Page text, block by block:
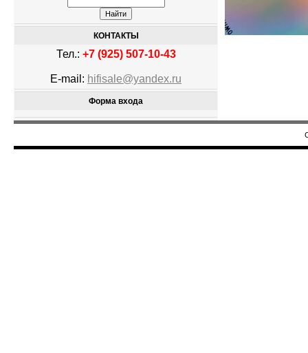
КОНТАКТЫ
Тел.: +7 (925) 507-10-43
E-mail: hifisale@yandex.ru
Форма входа